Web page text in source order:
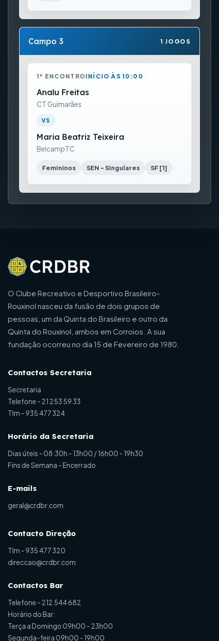
Campo 3 1 JOGOS
1º ENCONTRO INÍCIO ÀS 10:00
Analu Freitas
CT Guimarães
VS
Maria Beatriz Teixeira
BelcampTC
Femininos SEN - Singulares SF [1]
O Clube Recreativo e Desportivo Brasileiro-
Rouxinol nasceu da fusão de dois grupos de
pessoas, um da Quinta do Brasileiro e outro da
Quinta do Rouxinol, ambos em Corroios. A sua
fundação ocorreu no dia 15 de Fevereiro de 1980.
Contactos Secretaria
Secretaria
Telefone - 21 253 59 33
Tlm - 935 477 324
Horário da Secretaria
Dias úteis - 08:30h - 13h00 / 16h00 - 19h30
Fins de Semana - Encerrado
E-mails
geral@crdbr.com
Contacto Direção
Tlm - 935 477 320
direccao@crdbr.com
Contactos Bar
Telefone - 212 544 682
Horário do Bar:
Terça a Domingo 09h00 - 23h00
Segunda-feira 09h00 - 19h00